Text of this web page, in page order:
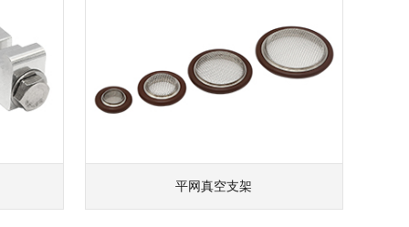
平网真空支架